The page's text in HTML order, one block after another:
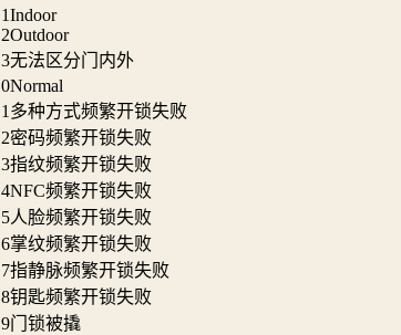
1Indoor
2Outdoor
3无法区分门内外
0Normal
1 多种方式频繁开锁失败
2密码频繁开锁失败
3指纹频繁开锁失败
4NFC频繁开锁失败
5人脸频繁开锁失败
6掌纹频繁开锁失败
7指静脉频繁开锁失败
8钥匙频繁开锁失败
9门锁被撬